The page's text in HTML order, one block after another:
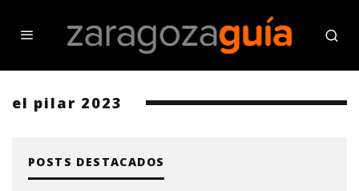
el pilar 2023
POSTS DESTACADOS